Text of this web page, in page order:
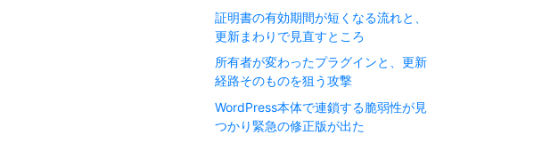
証明書の有効期間が短くなる流れと、
更新まわりで見直すところ
所有者が変わったプラグインと、更新
経路そのものを狙う攻撃
WordPress本体で連鎖する脆弱性が見
つかり緊急の修正版が出た